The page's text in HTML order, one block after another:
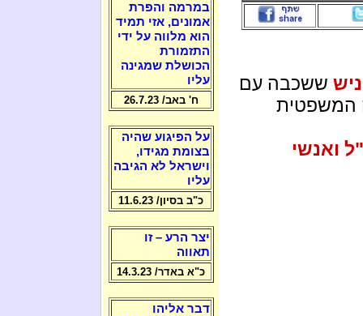
ששכבה עם
המשפטית
ואנשי
במרמה והפרת
אמונים, אזי תמיד
הוא מלווה על ידי
התזמורת
הכושלת שמגינה
עליו
ח' באב/ 26.7.23
על הפיגוע שהיה
בצומת מגידו,
וישראל לא הגיבה
עליו
כ"ב בסיון/ 11.6.23
יצר הרע – זו
תאווה
כ"א באדר/ 14.3.23
דבר אליהו